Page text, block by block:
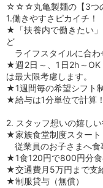
☆☆☆丸亀製麺の【3つの
1.働きやすさピカイチ！
★「扶養内で働きたい
ど
ライフスタイルに合
★週2日～、1日2h～OK
は最大限考慮します。
★1週間毎の希望シフト
★給与は1分単位で計算
2. スタッフ想いの嬉しい
★家族食堂制度スタート
従業員のお子さまへ食
★1食120円で800円分食
★交通費月5万円まで支
★制服貸与（無償）